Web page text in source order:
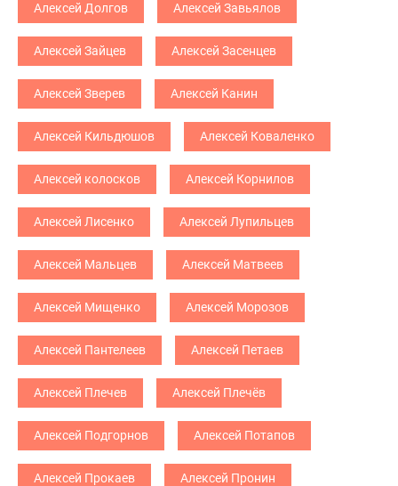
Алексей Долгов Алексей Завьялов
Алексей Зайцев Алексей Засенцев
Алексей Зверев Алексей Канин
Алексей Кильдюшов Алексей Коваленко
Алексей колосков Алексей Корнилов
Алексей Лисенко Алексей Лупильцев
Алексей Мальцев Алексей Матвеев
Алексей Мищенко Алексей Морозов
Алексей Пантелеев Алексей Петаев
Алексей Плечев Алексей Плечёв
Алексей Подгорнов Алексей Потапов
Алексей Прокаев Алексей Пронин